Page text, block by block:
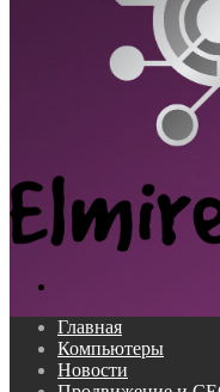
Главная
Компьютеры
Новости